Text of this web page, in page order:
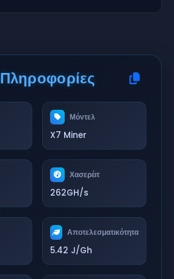
Πληροφορίες
Μόντελ
X7 Miner
Χασερέιτ
262GH/s
Αποτελεσματικότητα
5.42 J/Gh